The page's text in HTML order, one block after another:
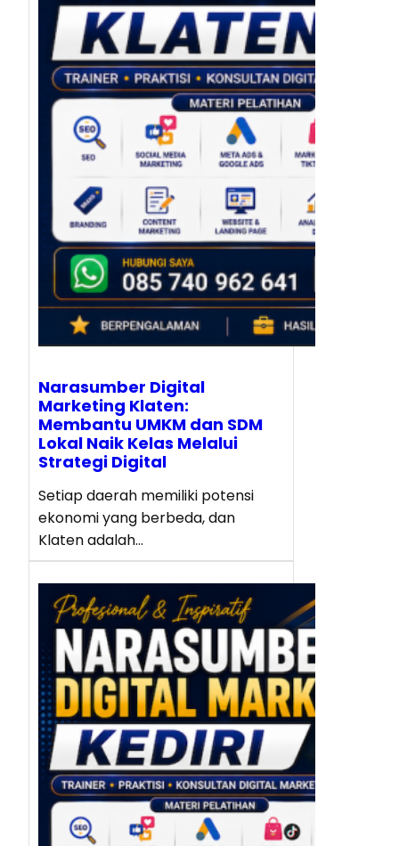
Narasumber Digital
Marketing Klaten:
Membantu UMKM dan SDM
Lokal Naik Kelas Melalui
Strategi Digital
Setiap daerah memiliki potensi
ekonomi yang berbeda, dan
Klaten adalah…